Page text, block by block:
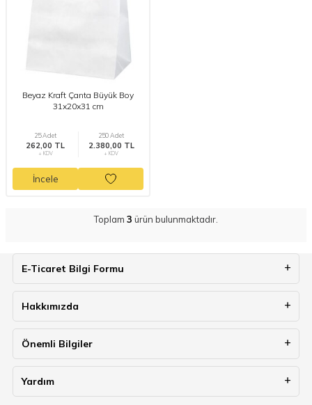
Beyaz Kraft Çanta Büyük Boy
31x20x31 cm
25 Adet
262,00 TL
+ KDV
250 Adet
2.380,00 TL
+ KDV
İncele
Toplam 3 ürün bulunmaktadır.
E-Ticaret Bilgi Formu
Hakkımızda
Önemli Bilgiler
Yardım